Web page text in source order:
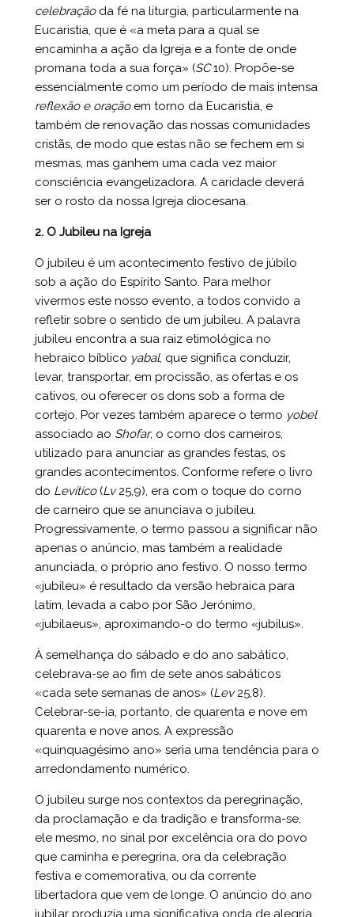
celebraçãoda fé na liturgia, particularmente na
Eucaristia, que é «a meta para a qual se
encaminha a ação da Igreja e a fonte de onde
promana toda a sua força» (SC10). Propõe-se
essencialmente como um período de mais intensa
reflexão e oraçãoem torno da Eucaristia, e
também de renovação das nossas comunidades
cristãs, de modo que estas não se fechem em si
mesmas, mas ganhem uma cada vez maior
consciência evangelizadora. A caridade deverá
ser o rosto da nossa Igreja diocesana.
2. O Jubileu na Igreja
O jubileu é um acontecimento festivo de júbilo
sob a ação do Espírito Santo. Para melhor
vivermos este nosso evento, a todos convido a
refletir sobre o sentido de um jubileu. A palavra
jubileu encontra a sua raiz etimológica no
hebraico bíblico yabal, que significa conduzir,
levar, transportar, em procissão, as ofertas e os
cativos, ou oferecer os dons sob a forma de
cortejo. Por vezes também aparece o termo yobel
associado ao Shofar, o corno dos carneiros,
utilizado para anunciar as grandes festas, os
grandes acontecimentos. Conforme refere o livro
do Levítico(Lv25,9), era com o toque do corno
de carneiro que se anunciava o jubileu.
Progressivamente, o termo passou a significar não
apenas o anúncio, mas também a realidade
anunciada, o próprio ano festivo. O nosso termo
«jubileu» é resultado da versão hebraica para
latim, levada a cabo por São Jerónimo,
«jubilaeus», aproximando-o do termo «jubilus».
À semelhança do sábado e do ano sabático,
celebrava-se ao fim de sete anos sabáticos
«cada sete semanas de anos» (Lev25,8).
Celebrar-se-ia, portanto, de quarenta e nove em
quarenta e nove anos. A expressão
«quinquagésimo ano» seria uma tendência para o
arredondamento numérico.
O jubileu surge nos contextos da peregrinação,
da proclamação e da tradição e transforma-se,
ele mesmo, no sinal por excelência ora do povo
que caminha e peregrina, ora da celebração
festiva e comemorativa, ou da corrente
libertadora que vem de longe. O anúncio do ano
jubilar produzia uma significativa onda de alegria